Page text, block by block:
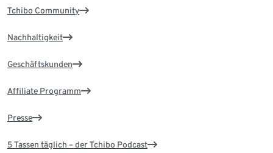
Tchibo Community
Nachhaltigkeit
Geschäftskunden
Affiliate Programm
Presse
5 Tassen täglich – der Tchibo Podcast